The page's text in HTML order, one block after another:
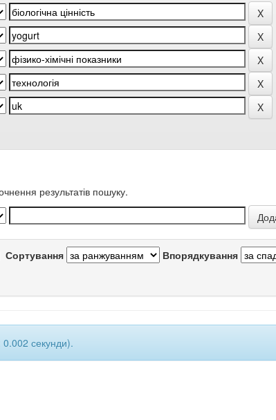
результатів пошуку.
Сортування Впорядкування
0.002 секунди).